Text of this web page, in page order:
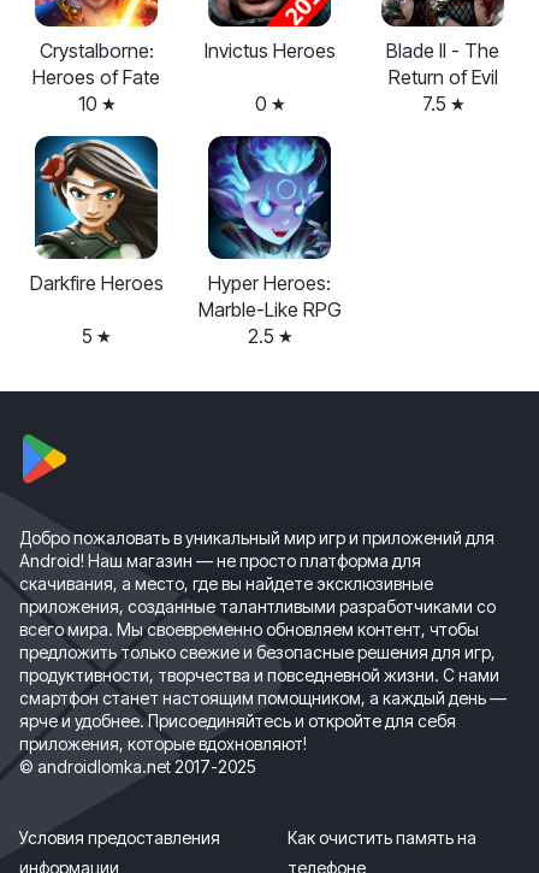
Crystalborne:
Heroes of Fate
10
Invictus Heroes
0
Blade II - The
Return of Evil
7.5
Darkfire Heroes
5
Hyper Heroes:
Marble-Like RPG
2.5
Добро пожаловать в уникальный мир игр и приложений для
Android! Наш магазин — не просто платформа для
скачивания, а место, где вы найдете эксклюзивные
приложения, созданные талантливыми разработчиками со
всего мира. Мы своевременно обновляем контент, чтобы
предложить только свежие и безопасные решения для игр,
продуктивности, творчества и повседневной жизни. С нами
смартфон станет настоящим помощником, а каждый день —
ярче и удобнее. Присоединяйтесь и откройте для себя
приложения, которые вдохновляют!
© androidlomka.net 2017-2025
Условия предоставления
информации
Как очистить память на
телефоне